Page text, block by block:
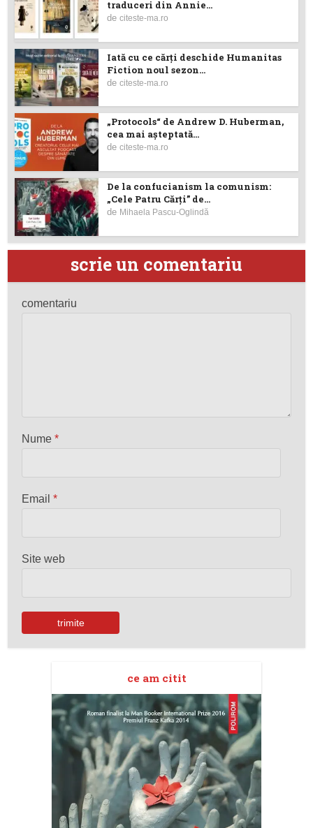
traduceri din Annie...
deciteste-ma.ro
Iată cu ce cărţi deschide Humanitas
Fiction noul sezon...
deciteste-ma.ro
„Protocols“ de Andrew D. Huberman,
cea mai așteptată...
deciteste-ma.ro
De la confucianism la comunism:
„Cele Patru Cărți” de...
de Mihaela Pascu-Oglindă
scrie un comentariu
comentariu
Nume*
Email*
Site web
ce am citit